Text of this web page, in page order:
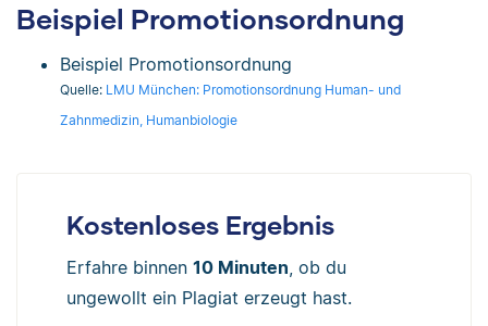
Beispiel Promotionsordnung
Beispiel Promotionsordnung
Quelle: LMU München: Promotionsordnung Human- und
Zahnmedizin, Humanbiologie
Kostenloses Ergebnis
Erfahre binnen 10 Minuten, ob du
ungewollt ein Plagiat erzeugt hast.